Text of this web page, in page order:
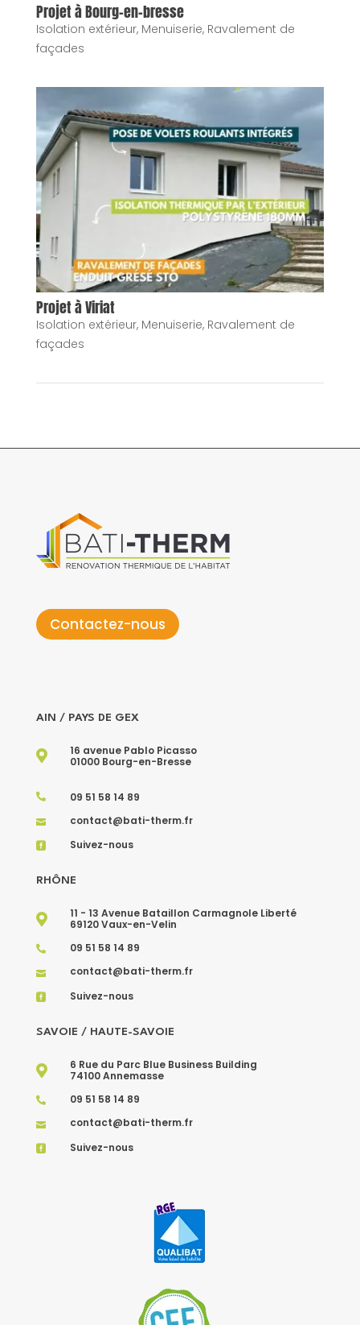
Projet à Bourg-en-bresse
Isolation extérieur, Menuiserie, Ravalement de
façades
Projet à Viriat
Isolation extérieur, Menuiserie, Ravalement de
façades
Contactez-nous
AIN / PAYS DE GEX

16 avenue Pablo Picasso
01000 Bourg-en-Bresse
 09 51 58 14 89
 contact@bati-therm.fr
 Suivez-nous
RHÔNE

11 - 13 Avenue Bataillon Carmagnole Liberté
69120 Vaux-en-Velin
 09 51 58 14 89
 contact@bati-therm.fr
 Suivez-nous
SAVOIE / HAUTE-SAVOIE

6 Rue du Parc Blue Business Building
74100 Annemasse
 09 51 58 14 89
 contact@bati-therm.fr
 Suivez-nous